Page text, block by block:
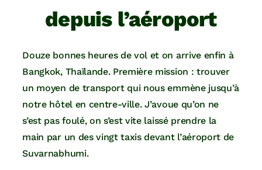
depuis l’aéroport
Douze bonnes heures de vol et on arrive enfin à
Bangkok, Thaïlande. Première mission : trouver
un moyen de transport qui nous emmène jusqu’à
notre hôtel en centre-ville. J’avoue qu’on ne
s’est pas foulé, on s’est vite laissé prendre la
main par un des vingt taxis devant l’aéroport de
Suvarnabhumi.